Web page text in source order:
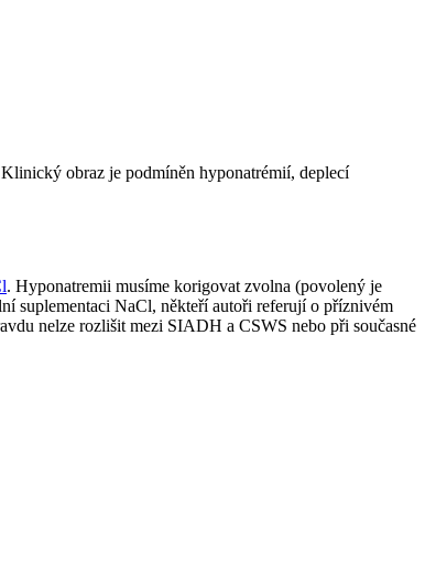
obraz je podmíněn hyponatrémií, deplecí
. Hyponatremii musíme korigovat zvolna (povolený je
suplementaci NaCl, někteří autoři referují o příznivém
nelze rozlišit mezi SIADH a CSWS nebo při současné